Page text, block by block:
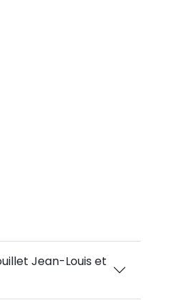
Jean-Louis et